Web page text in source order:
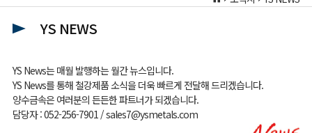
YS NEWS
YS News는 매월 발행하는 월간 뉴스입니다.
YS News를 통해 철강제품 소식을 더욱 빠르게 전달해 드리겠습니다.
양수금속은 여러분의 든든한 파트너가 되겠습니다.
담당자 : 052-256-7901 / sales7@ysmetals.com